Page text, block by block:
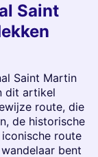
Saint
Saint Martin
dit artikel
route, die
de historische
route
bent